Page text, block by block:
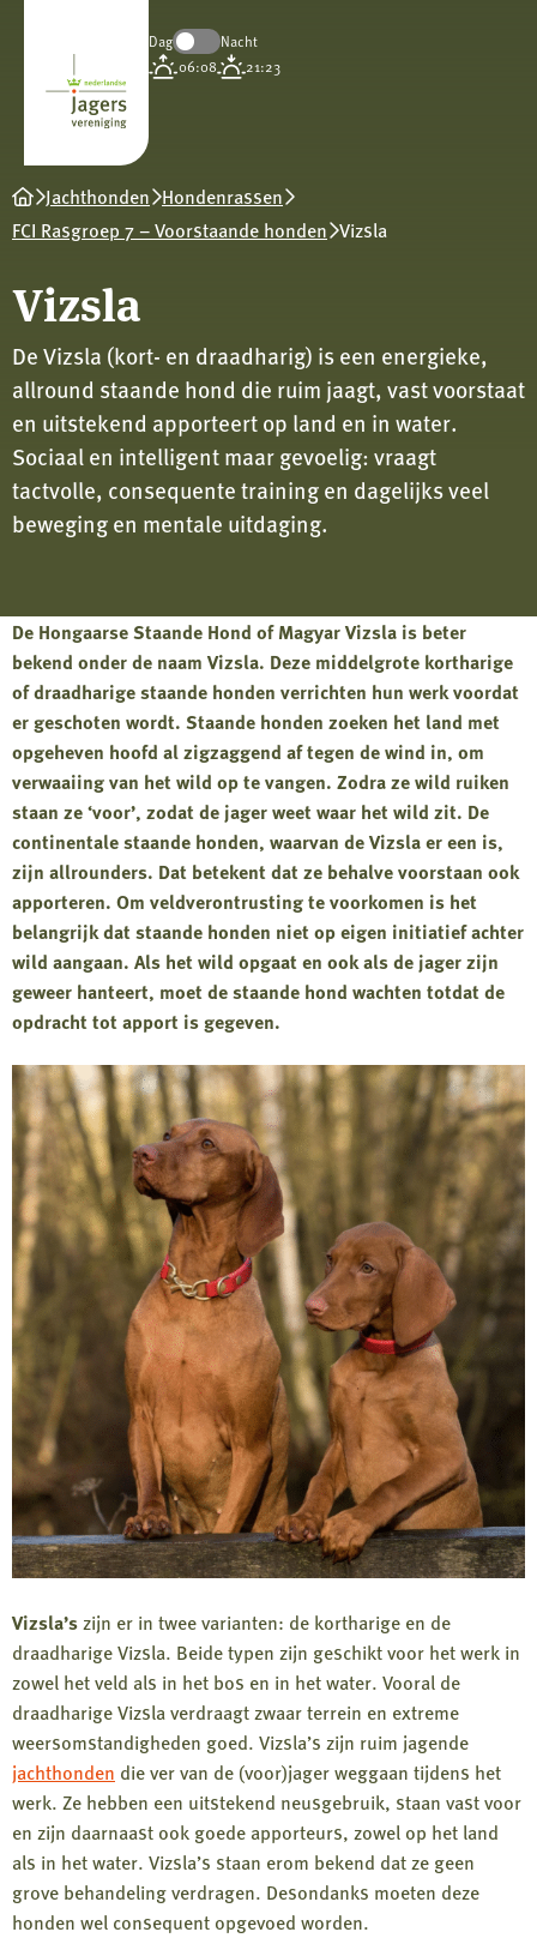
Koninklijke
Nederlandse
Jagersvereniging
Dag
Nacht
06:08
21:23
Jachthonden Hondenrassen
FCI Rasgroep 7 – Voorstaande honden Vizsla
Vizsla
De Vizsla (kort- en draadharig) is een energieke,
allround staande hond die ruim jaagt, vast voorstaat
en uitstekend apporteert op land en in water.
Sociaal en intelligent maar gevoelig: vraagt
tactvolle, consequente training en dagelijks veel
beweging en mentale uitdaging.
De Hongaarse Staande Hond of Magyar Vizsla is beter
bekend onder de naam Vizsla. Deze middelgrote kortharige
of draadharige staande honden verrichten hun werk voordat
er geschoten wordt. Staande honden zoeken het land met
opgeheven hoofd al zigzaggend af tegen de wind in, om
verwaaiing van het wild op te vangen. Zodra ze wild ruiken
staan ze ‘voor’, zodat de jager weet waar het wild zit. De
continentale staande honden, waarvan de Vizsla er een is,
zijn allrounders. Dat betekent dat ze behalve voorstaan ook
apporteren. Om veldverontrusting te voorkomen is het
belangrijk dat staande honden niet op eigen initiatief achter
wild aangaan. Als het wild opgaat en ook als de jager zijn
geweer hanteert, moet de staande hond wachten totdat de
opdracht tot apport is gegeven.
Vizsla’szijn er in twee varianten: de kortharige en de
draadharige Vizsla. Beide typen zijn geschikt voor het werk in
zowel het veld als in het bos en in het water. Vooral de
draadharige Vizsla verdraagt zwaar terrein en extreme
weersomstandigheden goed. Vizsla’s zijn ruim jagende
jachthonden die ver van de (voor)jager weggaan tijdens het
werk. Ze hebben een uitstekend neusgebruik, staan vast voor
en zijn daarnaast ook goede apporteurs, zowel op het land
als in het water. Vizsla’s staan erom bekend dat ze geen
grove behandeling verdragen. Desondanks moeten deze
honden wel consequent opgevoed worden.